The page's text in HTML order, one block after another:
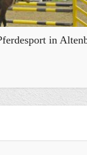
in